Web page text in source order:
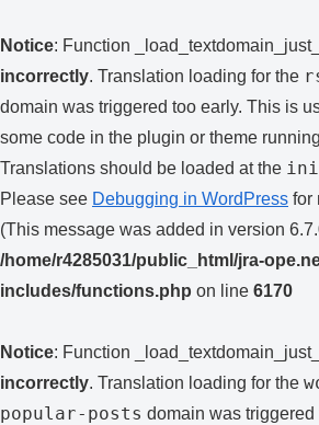
Notice: Function
incorrectly. Translation loading for the
domain was triggered too early. This is
some code in the plugin or theme
Translations should be loaded at the
Please see Debugging in WordPress for
(This message was added in version
/home/r4285031/public_html/jra-
includes/functions.php on line 6170
Notice: Function
incorrectly. Translation loading for the
popular-posts domain was